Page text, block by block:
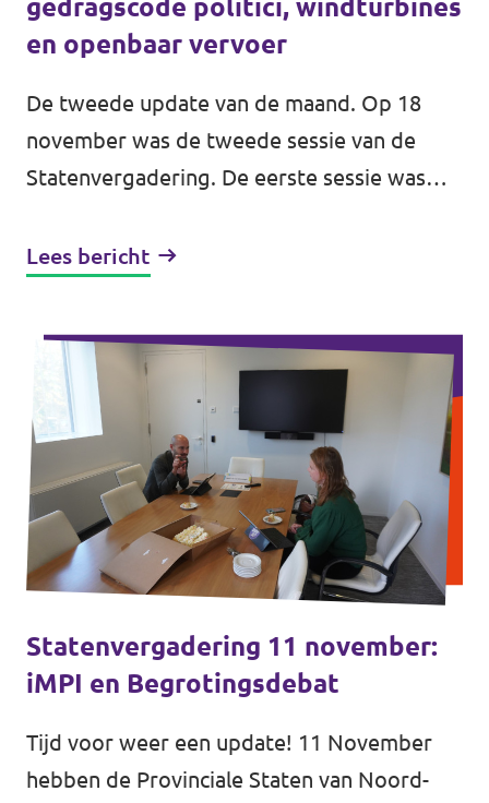
gedragscode politici, windturbines
en openbaar vervoer
De tweede update van de maand. Op 18
november was de tweede sessie van de
Statenvergadering. De eerste sessie was
de vorige update hebt gemist, klik dan op...
Lees bericht
Statenvergadering 11 november:
iMPI en Begrotingsdebat
Tijd voor weer een update! 11 November
hebben de Provinciale Staten van Noord-